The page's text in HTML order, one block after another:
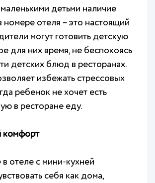
детьми наличие
номере отеля – это настоящий
могут готовить детскую
для них время, не беспокоясь
детских блюд в ресторанах.
избежать стрессовых
ребенок не хочет есть
в ресторане еду.
комфорт
отеле с мини-кухней
себя как дома,